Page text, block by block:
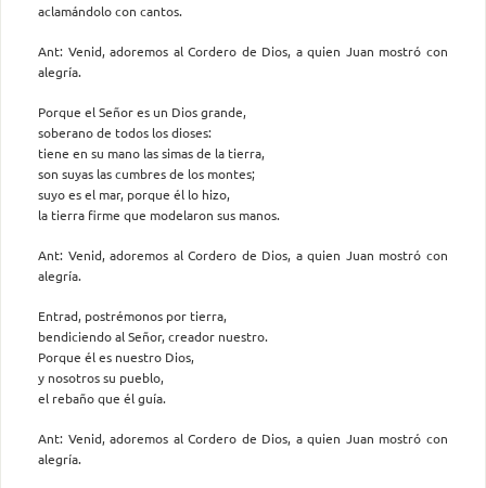
aclamándolo con cantos.
Ant: Venid, adoremos al Cordero de Dios, a quien Juan mostró con
alegría.
Porque el Señor es un Dios grande,
soberano de todos los dioses:
tiene en su mano las simas de la tierra,
son suyas las cumbres de los montes;
suyo es el mar, porque él lo hizo,
la tierra firme que modelaron sus manos.
Ant: Venid, adoremos al Cordero de Dios, a quien Juan mostró con
alegría.
Entrad, postrémonos por tierra,
bendiciendo al Señor, creador nuestro.
Porque él es nuestro Dios,
y nosotros su pueblo,
el rebaño que él guía.
Ant: Venid, adoremos al Cordero de Dios, a quien Juan mostró con
alegría.